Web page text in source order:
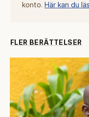
konto. Här kan du
FLER BERÄTTELSER